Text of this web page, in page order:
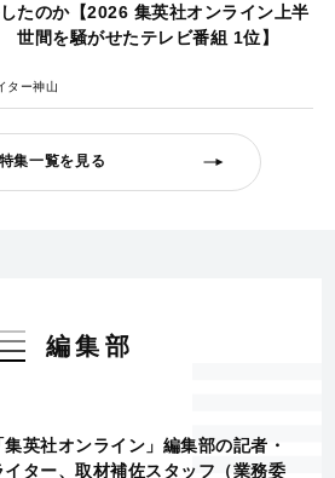
たのか【2026 集英社オンライン上半
世間を騒がせたテレビ番組 1位】
ター神山
特集一覧を見る
編集部
集英社オンライン」編集部の記者・
イター、取材補佐スタッフ（業務委